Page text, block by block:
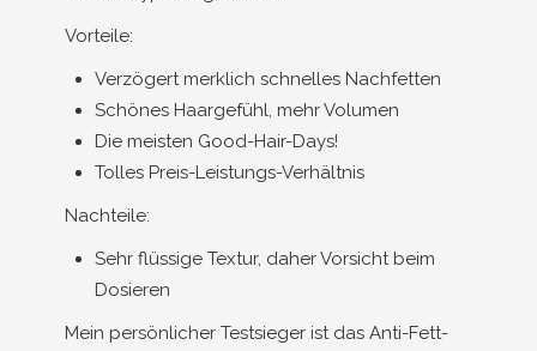
Vorteile:
Verzögert merklich schnelles Nachfetten
Schönes Haargefühl, mehr Volumen
Die meisten Good-Hair-Days!
Tolles Preis-Leistungs-Verhältnis
Nachteile:
Sehr flüssige Textur, daher Vorsicht beim
Dosieren
Mein persönlicher Testsieger ist das Anti-Fett-